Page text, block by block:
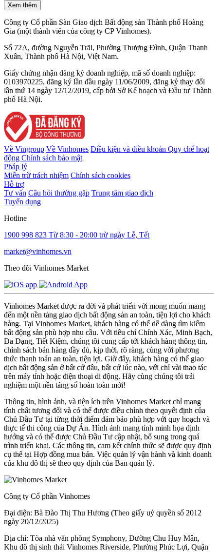
Xem thêm
Công ty Cổ phần Sàn Giao dịch Bất động sản Thành phố Hoàng
Gia (một thành viên của công ty CP Vinhomes).
Số 72A, đường Nguyễn Trãi, Phường Thượng Đình, Quận Thanh
Xuân, Thành phố Hà Nội, Việt Nam.
Giấy chứng nhận đăng ký doanh nghiệp, mã số doanh nghiệp:
0103970225, đăng ký lần đầu ngày 11/06/2009, đăng ký thay đổi
lần thứ 14 ngày 12/12/2019, cấp bởi Sở Kế hoạch và Đầu tư Thành
phố Hà Nội.
Về Vingroup Về Vinhomes Điều kiện và điều khoản Quy chế hoạt
động Chính sách bảo mật
Pháp lý
Miễn trừ trách nhiệm Chính sách cookies
Hỗ trợ
Tư vấn Câu hỏi thường gặp Trung tâm giao dịch
Tuyển dụng
Hotline
1900 998 823 Từ 8:30 - 20:00 trừ ngày Lễ, Tết
market@vinhomes.vn
Theo dõi Vinhomes Market
Vinhomes Market được ra đời và phát triển với mong muốn mang
đến một nền tảng giao dịch bất động sản an toàn, tiện lợi cho khách
hàng. Tại Vinhomes Market, khách hàng có thể dễ dàng tìm kiếm
bất động sản phù hợp nhu cầu. Với tiêu chí Chính Xác, Minh Bạch,
Đa Dạng, Tiết Kiệm, chúng tôi cung cấp tới khách hàng thông tin,
chính sách bán hàng đầy đủ, kịp thời, rõ ràng, cùng với phương
thức thanh toán an toàn, tiện lợi. Giờ đây, khách hàng có thể giao
dịch bất động sản ở bất cứ đâu, bất cứ lúc nào, với chỉ vài thao tác
trên máy tính hoặc điện thoại di động. Hãy cùng chúng tôi trải
nghiệm một nền tảng số hoàn toàn mới!
Thông tin, hình ảnh, và tiện ích trên Vinhomes Market chỉ mang
tính chất tương đối và có thể được điều chỉnh theo quyết định của
Chủ Đầu Tư tại từng thời điểm đảm bảo phù hợp với quy hoạch và
thực tế thi công của Dự Án. Hình ảnh mang tính minh họa định
hướng và có thể được Chủ Đầu Tư cập nhật, bổ sung trong quá
trình triển khai. Các thông tin, cam kết chính thức sẽ được quy định
cụ thể tại Hợp đồng mua bán. Việc quản lý vận hành và kinh doanh
của khu đô thị sẽ theo quy định của Ban quản lý.
Công ty Cổ phần Vinhomes
Đại diện: Bà Đào Thị Thu Hương (Theo giấy uỷ quyền số 2012
ngày 20/12/2025)
Địa chỉ: Tòa nhà văn phòng Symphony, Đường Chu Huy Mân,
Khu đô thị sinh thái Vinhomes Riverside, Phường Phúc Lợi, Quận